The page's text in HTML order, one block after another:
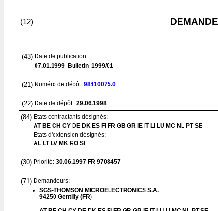
(12)
(43) Date de publication:
07.01.1999 Bulletin 1999/01
(21) Numéro de dépôt: 98410075.0
(22) Date de dépôt: 29.06.1998
(84) Etats contractants désignés:
AT BE CH CY DE DK ES FI FR GB GR IE IT LI LU MC NL PT SE
Etats d'extension désignés:
AL LT LV MK RO SI
(30) Priorité: 30.06.1997 FR 9708457
(71) Demandeurs:
SGS-THOMSON MICROELECTRONICS S.A.
94250 Gentilly (FR)